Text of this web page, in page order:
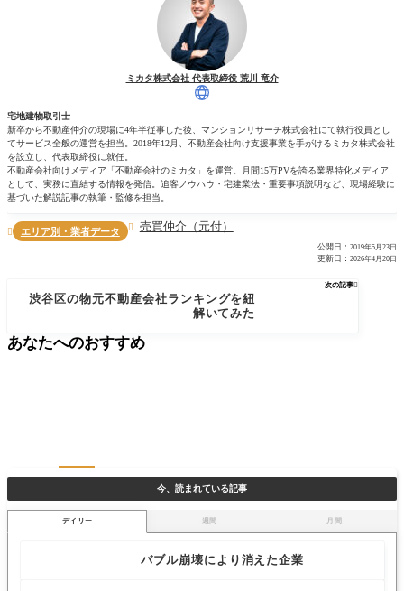
ミカタ株式会社 代表取締役 荒川 竜介
宅地建物取引士
新卒から不動産仲介の現場に4年半従事した後、マンションリサーチ株式会社にて執行役員とし
てサービス全般の運営を担当。2018年12月、不動産会社向け支援事業を手がけるミカタ株式会社
を設立し、代表取締役に就任。
不動産会社向けメディア「不動産会社のミカタ」を運営。月間15万PVを誇る業界特化メディア
として、実務に直結する情報を発信。追客ノウハウ・宅建業法・重要事項説明など、現場経験に
基づいた解説記事の執筆・監修を担当。
 エリア別・業者データ  売買仲介（元付）
公開日： 2019年5月23日
更新日： 2026年4月20日
次の記事
渋谷区の物元不動産会社ランキングを紐
解いてみた
今、読まれている記事
デイリー 週間 月間
バブル崩壊により消えた企業
あなたへのおすすめ